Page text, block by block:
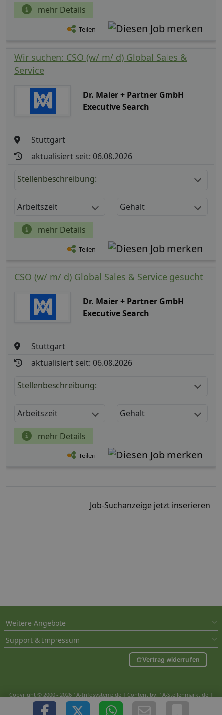
mehr Details
Teilen
Wir suchen: CSO (w/ m/ d) Global Sales &
Service
Dr. Maier + Partner GmbH
Executive Search
Stuttgart
aktualisiert seit: 06.08.2026
Stellenbeschreibung:
Arbeitszeit Gehalt
mehr Details
Teilen
CSO (w/ m/ d) Global Sales & Service gesucht
Dr. Maier + Partner GmbH
Executive Search
Stuttgart
aktualisiert seit: 06.08.2026
Stellenbeschreibung:
Arbeitszeit Gehalt
mehr Details
Teilen
Job-Suchanzeige jetzt inserieren
Weitere Angebote
Support & Impressum
Vertrag widerrufen
Copyright © 2000 - 2026 1A-Infosysteme.de | Content by: 1A-Stellenmarkt.de |
06.08.2026| CFo: nur_Artikel|SEO_anpassung ( 0.650)